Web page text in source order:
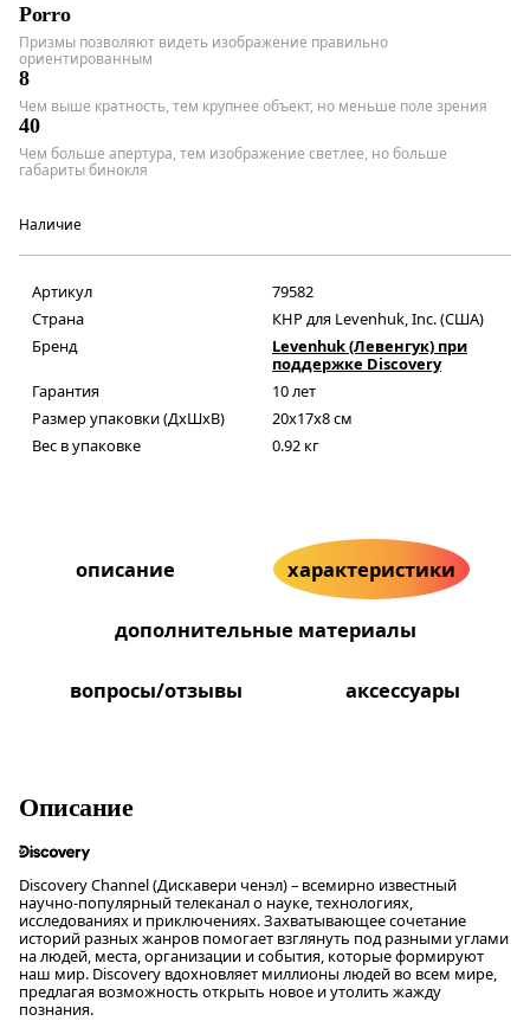
Porro
Призмы позволяют видеть изображение правильно
ориентированным
8
Чем выше кратность, тем крупнее объект, но меньше поле зрения
40
Чем больше апертура, тем изображение светлее, но больше
габариты бинокля
Наличие
Артикул
79582
Страна
КНР для Levenhuk, Inc. (США)
Бренд
Levenhuk (Левенгук) при
поддержке Discovery
Гарантия
10 лет
Размер упаковки (ДxШxВ)
20x17x8 см
Вес в упаковке
0.92 кг
описание характеристики
дополнительные материалы
вопросы/отзывы аксессуары
Описание
Discovery Channel (Дискавери ченэл) – всемирно известный
научно-популярный телеканал о науке, технологиях,
исследованиях и приключениях. Захватывающее сочетание
историй разных жанров помогает взглянуть под разными углами
на людей, места, организации и события, которые формируют
наш мир. Discovery вдохновляет миллионы людей во всем мире,
предлагая возможность открыть новое и утолить жажду
познания.